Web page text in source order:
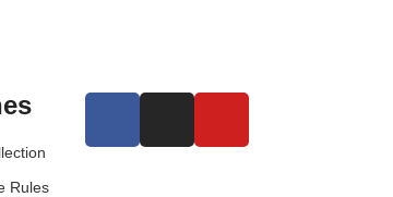
Rules